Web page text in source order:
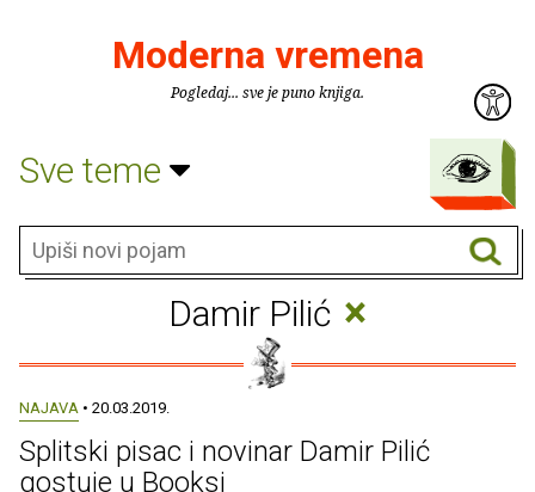
Moderna vremena
Pogledaj... sve je puno knjiga.
Sve teme
Damir Pilić ×
NAJAVA • 20.03.2019.
Splitski pisac i novinar Damir Pilić
gostuje u Booksi